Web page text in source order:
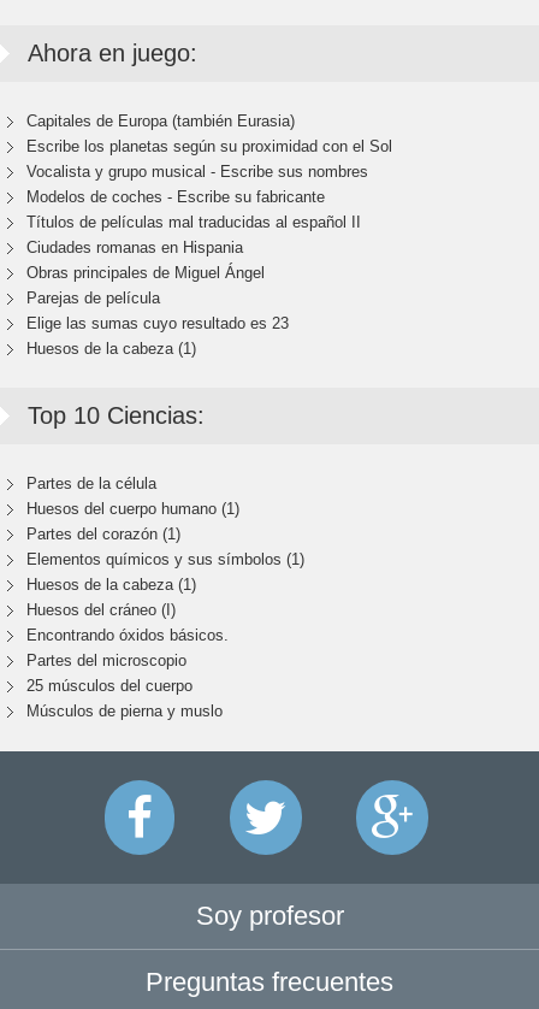
Ahora en juego:
Capitales de Europa (también Eurasia)
Escribe los planetas según su proximidad con el Sol
Vocalista y grupo musical - Escribe sus nombres
Modelos de coches - Escribe su fabricante
Títulos de películas mal traducidas al español II
Ciudades romanas en Hispania
Obras principales de Miguel Ángel
Parejas de película
Elige las sumas cuyo resultado es 23
Huesos de la cabeza (1)
Top 10 Ciencias:
Partes de la célula
Huesos del cuerpo humano (1)
Partes del corazón (1)
Elementos químicos y sus símbolos (1)
Huesos de la cabeza (1)
Huesos del cráneo (I)
Encontrando óxidos básicos.
Partes del microscopio
25 músculos del cuerpo
Músculos de pierna y muslo
Soy profesor
Preguntas frecuentes